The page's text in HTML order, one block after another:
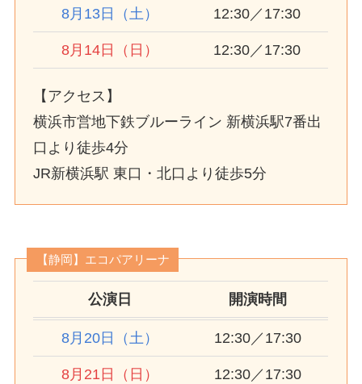
8月13日（土） 12:30／17:30
8月14日（日） 12:30／17:30
【アクセス】
横浜市営地下鉄ブルーライン 新横浜駅7番出
口より徒歩4分
JR新横浜駅 東口・北口より徒歩5分
【静岡】エコパアリーナ
公演日 開演時間
8月20日（土） 12:30／17:30
8月21日（日） 12:30／17:30